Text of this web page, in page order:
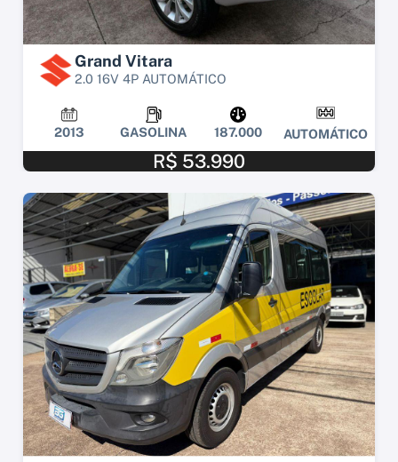
Grand Vitara
2.0 16V 4P AUTOMÁTICO
2013 GASOLINA 187.000 AUTOMÁTICO
R$ 53.990